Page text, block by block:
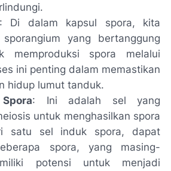
: Di dalam kapsul spora, kita
sporangium yang bertanggung
memproduksi spora melalui
ini penting dalam memastikan
hidup lumut tanduk.
: Ini adalah sel yang
untuk menghasilkan spora
satu sel induk spora, dapat
spora, yang masing-
potensi untuk menjadi